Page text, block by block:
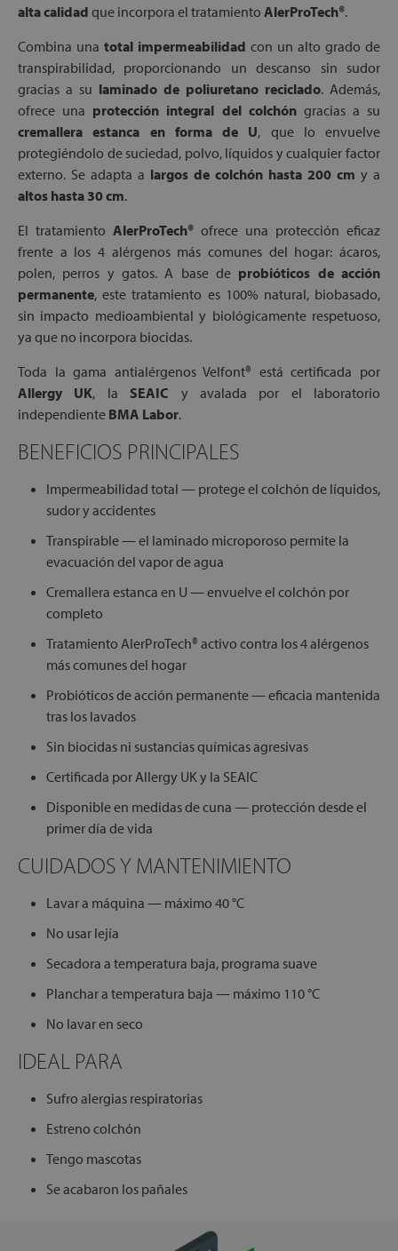
alta calidad que incorpora el tratamiento AlerProTech®.
Combina una total impermeabilidad con un alto grado de
transpirabilidad, proporcionando un descanso sin sudor
gracias a su laminado de poliuretano reciclado. Además,
ofrece una protección integral del colchóngracias a su
cremallera estanca en forma de U, que lo envuelve
protegiéndolo de suciedad, polvo, líquidos y cualquier factor
externo. Se adapta a largos de colchón hasta 200 cm y a
altos hasta 30 cm.
El tratamiento AlerProTech® ofrece una protección eficaz
frente a los 4 alérgenos más comunes del hogar: ácaros,
polen, perros y gatos. A base de probióticos de acción
permanente, este tratamiento es 100% natural, biobasado,
sin impacto medioambiental y biológicamente respetuoso,
ya que no incorpora biocidas.
Toda la gama antialérgenos Velfont® está certificada por
Allergy UK, la SEAIC y avalada por el laboratorio
independiente BMA Labor.
BENEFICIOS PRINCIPALES
Impermeabilidad total — protege el colchón de líquidos,
sudor y accidentes
Transpirable — el laminado microporoso permite la
evacuación del vapor de agua
Cremallera estanca en U — envuelve el colchón por
completo
Tratamiento AlerProTech® activo contra los 4 alérgenos
más comunes del hogar
Probióticos de acción permanente — eficacia mantenida
tras los lavados
Sin biocidas ni sustancias químicas agresivas
Certificada por Allergy UK y la SEAIC
Disponible en medidas de cuna — protección desde el
primer día de vida
CUIDADOS Y MANTENIMIENTO
Lavar a máquina — máximo 40 °C
No usar lejía
Secadora a temperatura baja, programa suave
Planchar a temperatura baja — máximo 110 °C
No lavar en seco
IDEAL PARA
Sufro alergias respiratorias
Estreno colchón
Tengo mascotas
Se acabaron los pañales